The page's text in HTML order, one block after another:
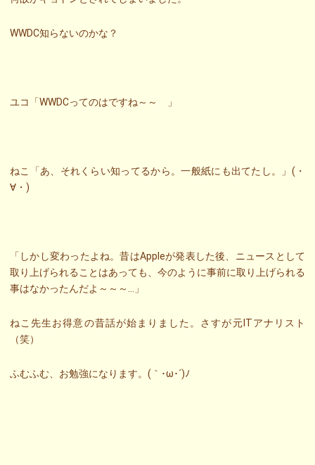
WWDC知らないのかな？
ユコ「WWDCってのはですね～～ 」
ねこ「あ、それくらい知ってるから。一般紙にも出てたし。」(・
∀・)
「しかし変わったよね。昔はAppleが発表した後、ニュースとして
取り上げられることはあっても、今のように事前に取り上げられる
事はなかったんだよ～～～…」
ねこ先生お得意の昔話が始まりました。さすが元ITアナリスト
（笑）
ふむふむ、お勉強になります。(｀･ω･´)ﾉ